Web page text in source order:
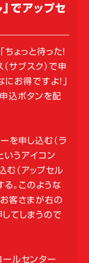
でアップセ
ょっと待った！
サブスク）で申
お得ですよ！」
込ボタンを配
を申し込む（ラ
いうアイコン
む（アップセル
る。このような
客さまが右の
てしまうので
ールセンター